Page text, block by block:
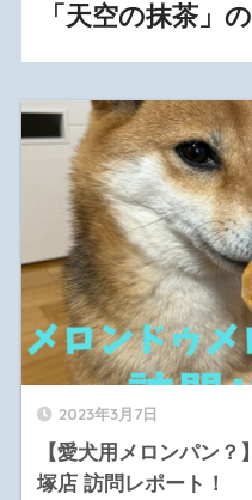
「天空の抹茶」
2023年3月7日
【愛犬用メロンパン
塚店 訪問レポート！